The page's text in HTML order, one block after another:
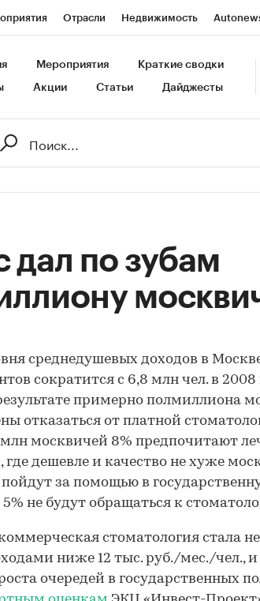
Отрасли Недвижимость
Газета Спецпроекты СПб
Мероприятия Краткие сводки
Акции Статьи Дайджесты
дал по зубам
среднедушевых доходов в
сократится с 6,8 млн чел. в 2008
примерно полмиллиона
отказаться от платной
москвичей 8% предпочитают
где дешевле и качество не хуже
за помощью в
не будут обращаться к
стоматология стала
ниже 12 тыс. руб./мес./чел., и
очередей в государственных